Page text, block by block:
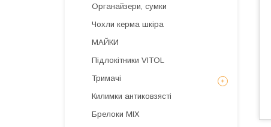
Органайзери, сумки
Чохли керма шкіра
МАЙКИ
Підлокітники VITOL
Тримачі
Килимки антиковзясті
Брелоки MIX